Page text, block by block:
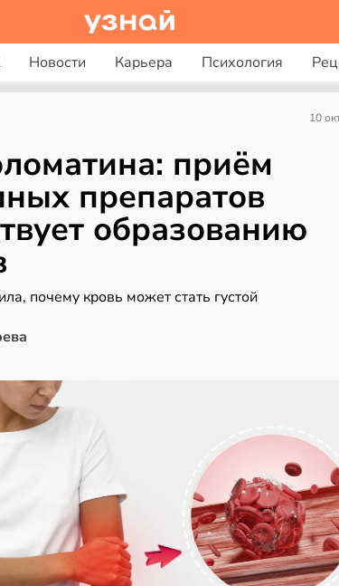
Новости Карьера Психология
10
приём
препаратов
образованию
почему кровь может стать густой